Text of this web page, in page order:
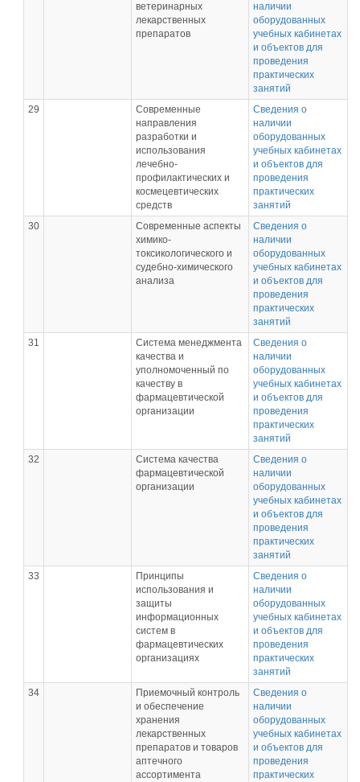
ветеринарных
лекарственных
препаратов
наличии
оборудованных
учебных кабинетах
и объектов для
проведения
практических
занятий
29
Современные
направления
разработки и
использования
лечебно-
профилактических и
космецевтических
средств
Сведения о
наличии
оборудованных
учебных кабинетах
и объектов для
проведения
практических
занятий
30
Современные аспекты
химико-
токсикологического и
судебно-химического
анализа
Сведения о
наличии
оборудованных
учебных кабинетах
и объектов для
проведения
практических
занятий
31
Система менеджмента
качества и
уполномоченный по
качеству в
фармацевтической
организации
Сведения о
наличии
оборудованных
учебных кабинетах
и объектов для
проведения
практических
занятий
32
Система качества
фармацевтической
организации
Сведения о
наличии
оборудованных
учебных кабинетах
и объектов для
проведения
практических
занятий
33
Принципы
использования и
защиты
информационных
систем в
фармацевтических
организациях
Сведения о
наличии
оборудованных
учебных кабинетах
и объектов для
проведения
практических
занятий
34
Приемочный контроль
и обеспечение
хранения
лекарственных
препаратов и товаров
аптечного
ассортимента
Сведения о
наличии
оборудованных
учебных кабинетах
и объектов для
проведения
практических